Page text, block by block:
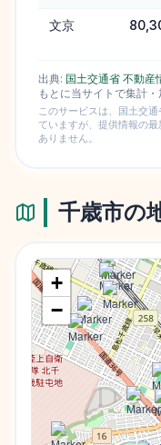
町域別 実勢価格ラ
文京
出典: 国土交通省 不動産
もとに当サイトで集計・
このサービスは、国土交
ていますが、提供情報の
ありません。
千歳市の
+
−